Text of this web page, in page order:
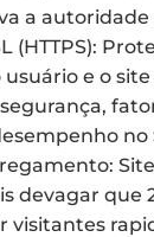
a autoridade
(HTTPS):
e o
no
devagar que
visitantes